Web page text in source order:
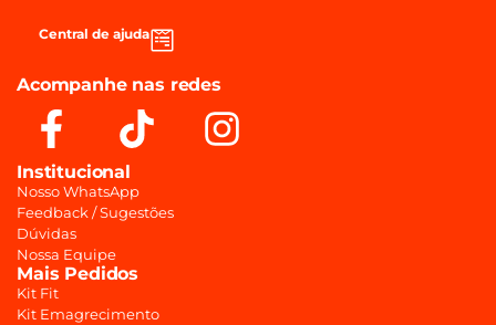
Central de ajuda
Acompanhe nas redes
Institucional
Nosso WhatsApp
Feedback / Sugestões
Dúvidas
Nossa Equipe
Mais Pedidos
Kit Fit
Kit Emagrecimento